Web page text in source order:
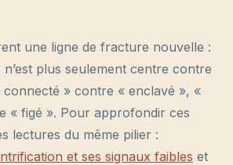
une ligne de fracture nouvelle :
plus seulement centre contre
connecté » contre « enclavé », «
« figé ». Pour approfondir ces
lectures du même pilier :
et ses signaux faibles et